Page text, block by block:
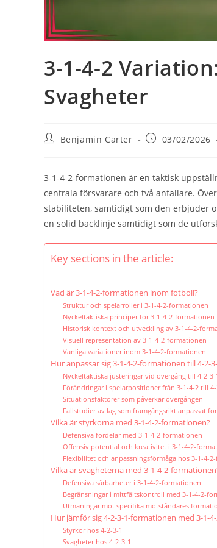
3-1-4-2
Svagheter
PostBenjamin Carter
Post03/02/2026
3-1-4-2-formationen är en taktisk
centrala försvarare och två anfallare.
stabiliteten, samtidigt som den erbjuder
en solid backlinje samtidigt som de
Key sections in the article:
Vad är 3-1-4-2-formationen inom fotboll?
Struktur och spelarroller i 3-1-4-2-formationen
Nyckeltaktiska principer för 3-1-4-2-formationen
Historisk kontext och utveckling av 3-1-4-2-
Visuell representation av 3-1-4-2-formationen
Vanliga variationer inom 3-1-4-2-formationen
Hur anpassar sig 3-1-4-2-formationen till 4-2-
Nyckeltaktiska justeringar vid övergång till 4-2-3-
Förändringar i spelarpositioner från 3-1-4-2 till 4-
Situationsfaktorer som påverkar övergången
Fallstudier av lag som framgångsrikt anpassat
Vilka är styrkorna med 3-1-4-2-formationen?
Defensiva fördelar med 3-1-4-2-formationen
Offensiv potential och kreativitet i 3-1-4-2-
Flexibilitet och anpassningsförmåga hos 3-1-4-
Vilka är svagheterna med 3-1-4-2-
Defensiva sårbarheter i 3-1-4-2-formationen
Begränsningar i mittfältskontroll med 3-1-4-2-
Utmaningar mot specifika motståndares
Hur jämför sig 4-2-3-1-formationen med 3-1-
Styrkor hos 4-2-3-1
Svagheter hos 4-2-3-1